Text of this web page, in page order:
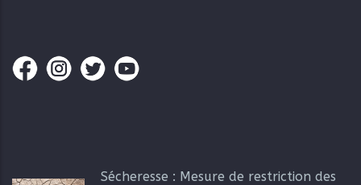
Sécheresse : Mesure de restriction des